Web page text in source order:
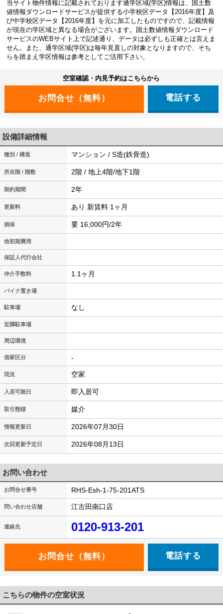
当サイト物件情報に記載されております通学区域(学区)情報は、国土数
値情報ダウンロードサービスが提供する小学校区データ【2016年度】及
び中学校区データ【2016年度】を元に加工したものですので、記載情報
が現在の学区域と異なる場合がございます。国土数値情報ダウンロード
サービスのWEBサイト上で記述通り、データは必ずしも正確とは言えま
せん。また、通学区域(学区)は毎年見直しの対象となりますので、そち
らを踏まえ学区情報は参考としてご活用下さい。
空室確認・内見予約はこちらから
電話する
設備詳細情報
種別 / 構造 マンション / S造(鉄骨造)
所在階 / 階数 2階 / 地上4階/地下1階
契約期間 2年
更新料 あり 新賃料 1ヶ月
損保 要 16,000円/2年
他初期費用
保証人代行会社
仲介手数料 1.1ヶ月
バイク置き場
駐車場 なし
近隣駐車場
周辺環境
借家区分 -
現況 空家
入居可能日 即入居可
取引態様 媒介
情報更新日 2026年07月30日
次回更新予定日 2026年08月13日
お問い合わせ
お問合せ番号 RHS-Esh-1-75-201ATS
問い合わせ店舗 江古田南口店
連絡先 0120-913-201
電話する
こちらの物件の空室状況